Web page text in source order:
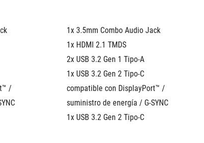
/
1x 3.5mm Combo Audio Jack
1x HDMI 2.1 TMDS
2x USB 3.2 Gen 1 Tipo-A
1x USB 3.2 Gen 2 Tipo-C
compatible con DisplayPort™ /
suministro de energía / G-SYNC
1x USB 3.2 Gen 2 Tipo-C